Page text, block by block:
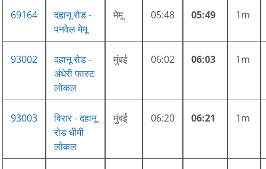
69164
दहानू रोड -
पनवेल मेमू
मेमू 05:48 05:49 1m
93002
दहानू रोड -
अंधेरी फास्ट
लोकल
मुंबई 06:02 06:03 1m
93003
विरार - दहानू
रोड धीमी
लोकल
मुंबई 06:20 06:21 1m